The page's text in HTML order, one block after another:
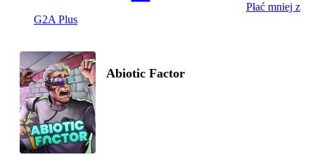
Płać mniej z
G2A Plus
Abiotic Factor